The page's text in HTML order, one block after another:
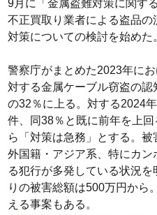
9月に「金属盗難対策に関す
不正買取り業者による盗品
対策についての検討を始めた
警察庁がまとめた2023年に
対する金属ケーブル窃盗の
の32％に上る。対する2024
件、同38％と既に前年を上
ら「対策は急務」とする。被
外国籍・アジア系、特にカン
る犯行が多発している状況
りの被害総額は500万円から
える事案もある。